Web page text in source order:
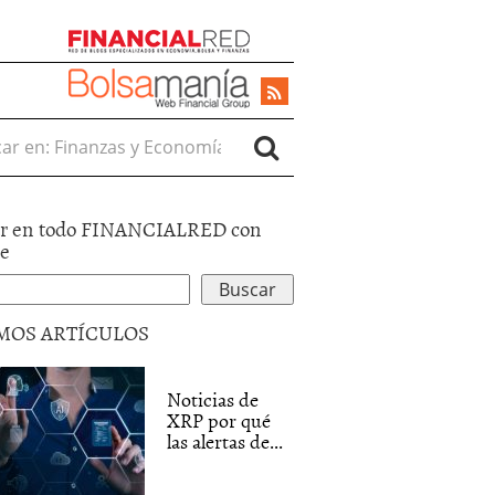
en:
en todo FINANCIALRED con
ARTÍCULOS
Noticias de
XRP por qué
las alertas de...